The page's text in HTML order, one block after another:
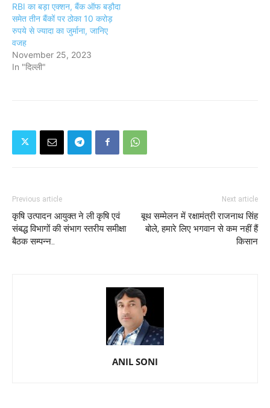
RBI का बड़ा एक्शन, बैंक ऑफ बड़ौदा
समेत तीन बैंकों पर ठोका 10 करोड़
रुपये से ज्‍यादा का जुर्माना, जानिए
वजह
November 25, 2023
In "दिल्ली"
Previous article
कृषि उत्पादन आयुक्त ने ली कृषि एवं
संबद्ध विभागों की संभाग स्तरीय समीक्षा
बैठक सम्पन्न..
Next article
बूथ सम्मेलन में रक्षामंत्री राजनाथ सिंह
बोले, हमारे लिए भगवान से कम नहीं हैं
किसान
ANIL SONI